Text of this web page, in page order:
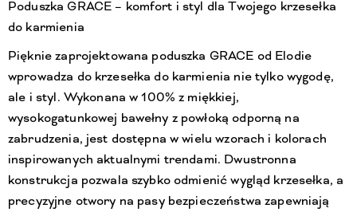
Poduszka GRACE – komfort i styl dla Twojego krzesełka
do karmienia
Pięknie zaprojektowana poduszka GRACE od Elodie
wprowadza do krzesełka do karmienia nie tylko wygodę,
ale i styl. Wykonana w 100% z miękkiej,
wysokogatunkowej bawełny z powłoką odporną na
zabrudzenia, jest dostępna w wielu wzorach i kolorach
inspirowanych aktualnymi trendami. Dwustronna
konstrukcja pozwala szybko odmienić wygląd krzesełka, a
precyzyjne otwory na pasy bezpieczeństwa zapewniają